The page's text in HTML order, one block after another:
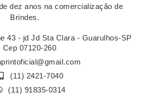
dez anos na comercialização de
Brindes.
43 - jd Jd Sta Clara - Guarulhos-SP
Cep 07120-260
(11) 2421-7040
(11) 91835-0314